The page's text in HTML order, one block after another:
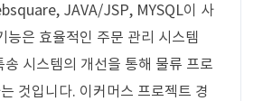
JAVA/JSP, MYSQL이 사
능은 효율적인 주문 관리 시스템
시스템의 개선을 통해 물류 프로
것입니다. 이커머스 프로젝트 경